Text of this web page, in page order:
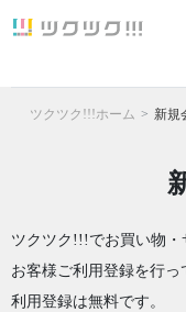
ツクツク!!!ホーム 新規
ツクツク!!!でお買い物・
お客様ご利用登録を行
利用登録は無料です。